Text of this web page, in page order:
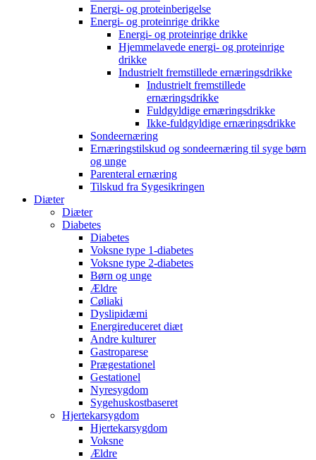
Energi- og proteinberigelse
Energi- og proteinrige drikke
Energi- og proteinrige drikke
Hjemmelavede energi- og proteinrige
drikke
Industrielt fremstillede ernæringsdrikke
Industrielt fremstillede
ernæringsdrikke
Fuldgyldige ernæringsdrikke
Ikke-fuldgyldige ernæringsdrikke
Sondeernæring
Ernæringstilskud og sondeernæring til syge børn
og unge
Parenteral ernæring
Tilskud fra Sygesikringen
Diæter
Diæter
Diabetes
Diabetes
Voksne type 1-diabetes
Voksne type 2-diabetes
Børn og unge
Ældre
Cøliaki
Dyslipidæmi
Energireduceret diæt
Andre kulturer
Gastroparese
Prægestationel
Gestationel
Nyresygdom
Sygehuskostbaseret
Hjertekarsygdom
Hjertekarsygdom
Voksne
Ældre